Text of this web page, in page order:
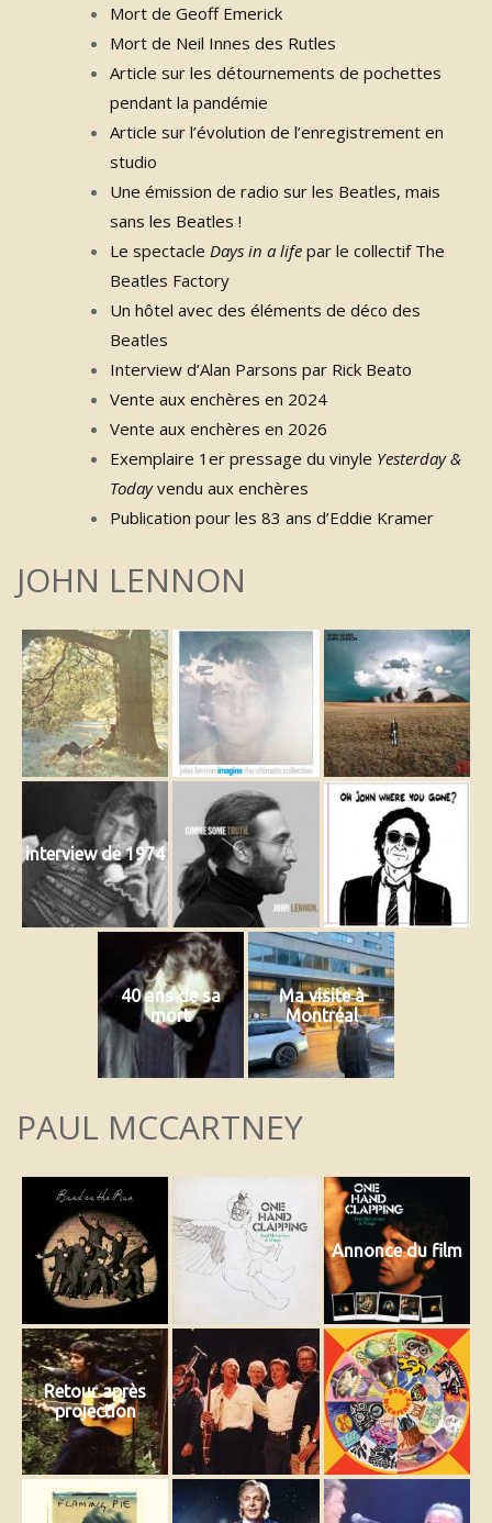
Mort de Geoff Emerick
Mort de Neil Innes des Rutles
Article sur les détournements de pochettes
pendant la pandémie
Article sur l’évolution de l’enregistrement en
studio
Une émission de radio sur les Beatles, mais
sans les Beatles !
Le spectacle Days in a life par le collectif The
Beatles Factory
Un hôtel avec des éléments de déco des
Beatles
Interview d’Alan Parsons par Rick Beato
Vente aux enchères en 2024
Vente aux enchères en 2026
Exemplaire 1er pressage du vinyle Yesterday &
Todayvendu aux enchères
Publication pour les 83 ans d’Eddie Kramer
JOHN LENNON
interview de 1974
40 ans de sa
mort
Ma visite à
Montréal
PAUL MCCARTNEY
Annonce du film
Retour après
projection